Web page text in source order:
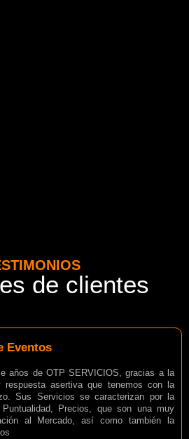
de clientes
Eventos
años de OTP SERVICIOS, gracias a la
respuesta asertiva que tenemos con la
Sus Servicios se caracterizan por la
Puntualidad, Precios, que son una muy
al Mercado, así como también la